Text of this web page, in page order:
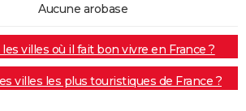
Aucune arobase
villes où il fait bon vivre en France ?
villes les plus touristiques de France ?